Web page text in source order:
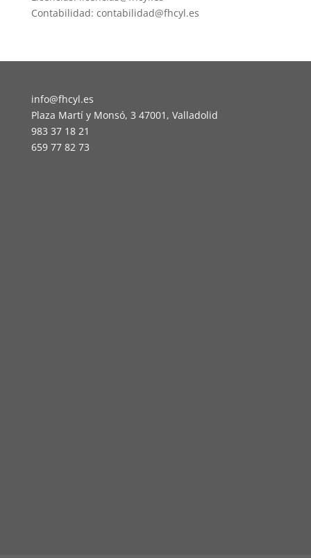
Contabilidad: contabilidad@fhcyl.es
info@fhcyl.es
Plaza Martí y Monsó, 3 47001, Valladolid
983 37 18 21
659 77 82 73